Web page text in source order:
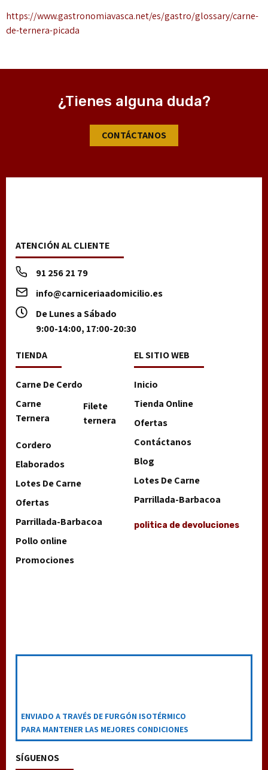
https://www.gastronomiavasca.net/es/gastro/glossary/carne-
de-ternera-picada
¿Tienes alguna duda?
CONTÁCTANOS
ATENCIÓN AL CLIENTE
91 256 21 79
info@carniceriaadomicilio.es
De Lunes a Sábado
9:00-14:00, 17:00-20:30
TIENDA
Carne De Cerdo
Carne
Ternera
Filete
ternera
Cordero
Elaborados
Lotes De Carne
Ofertas
Parrillada-Barbacoa
Pollo online
Promociones
EL SITIO WEB
Inicio
Tienda Online
Ofertas
Contáctanos
Blog
Lotes De Carne
Parrillada-Barbacoa
politica de devoluciones
ENVIADO A TRAVÉS DE FURGÓN ISOTÉRMICO
PARA MANTENER LAS MEJORES CONDICIONES
SÍGUENOS